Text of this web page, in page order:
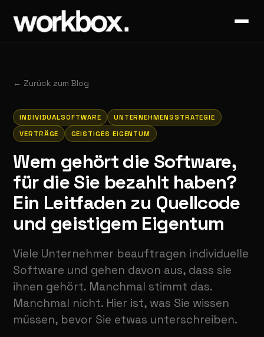
← Zurück zum Blog
INDIVIDUALSOFTWARE
UNTERNEHMENSSTRATEGIE
VERTRÄGE
GEISTIGES EIGENTUM
Wem gehört die Software,
für die Sie bezahlt haben?
Ein Leitfaden zu Quellcode
und geistigem Eigentum
Viele Unternehmer beauftragen individuelle
Software und gehen davon aus, dass sie
ihnen gehört. Manchmal stimmt das.
Manchmal nicht. Hier ist, was Sie wissen
müssen, bevor Sie etwas unterschreiben.